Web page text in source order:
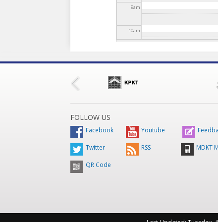
9am
10am
3pm
FOLLOW US
Facebook Youtube
Twitter RSS MDKT
QR Code